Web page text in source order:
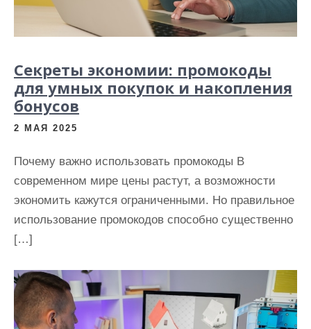
Секреты экономии: промокоды
для умных покупок и накопления
бонусов
2 МАЯ 2025
Почему важно использовать промокоды В
современном мире цены растут, а возможности
экономить кажутся ограниченными. Но правильное
использование промокодов способно существенно
[…]